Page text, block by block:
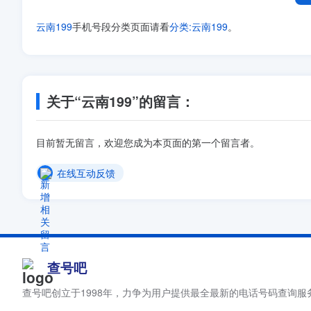
19987844581
19987112514
19969178431
19988777777
19969143009
19969180357
云南199手机号段分类页面请看分类:云南199。
关于“云南199”的留言：
目前暂无留言，欢迎您成为本页面的第一个留言者。
在线互动反馈
查号吧
查号吧创立于1998年，力争为用户提供最全最新的电话号码查询服